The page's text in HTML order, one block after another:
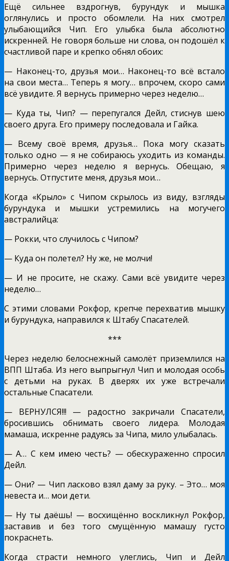
Ещё сильнее вздрогнув, бурундук и мышка
оглянулись и просто обомлели. На них смотрел
улыбающийся Чип. Его улыбка была абсолютно
искренней. Не говоря больше ни слова, он подошёл к
счастливой паре и крепко обнял обоих:
— Наконец-то, друзья мои… Наконец-то всё встало
на свои места… Теперь я могу… впрочем, скоро сами
всё увидите. Я вернусь примерно через неделю…
— Куда ты, Чип? — перепугался Дейл, стиснув шею
своего друга. Его примеру последовала и Гайка.
— Всему своё время, друзья… Пока могу сказать
только одно — я не собираюсь уходить из команды.
Примерно через неделю я вернусь. Обещаю, я
вернусь. Отпустите меня, друзья мои…
Когда «Крыло» с Чипом скрылось из виду, взгляды
бурундука и мышки устремились на могучего
австралийца:
— Рокки, что случилось с Чипом?
— Куда он полетел? Ну же, не молчи!
— И не просите, не скажу. Сами всё увидите через
неделю…
С этими словами Рокфор, крепче перехватив мышку
и бурундука, направился к Штабу Спасателей.
***
Через неделю белоснежный самолёт приземлился на
ВПП Штаба. Из него выпрыгнул Чип и молодая особь
с детьми на руках. В дверях их уже встречали
остальные Спасатели.
— ВЕРНУЛСЯ!!! — радостно закричали Спасатели,
бросившись обнимать своего лидера. Молодая
мамаша, искренне радуясь за Чипа, мило улыбалась.
— А… С кем имею честь? — обескураженно спросил
Дейл.
— Они? — Чип ласково взял даму за руку. – Это… моя
невеста и… мои дети.
— Ну ты даёшь! — восхищённо воскликнул Рокфор,
заставив и без того смущённую мамашу густо
покраснеть.
Когда страсти немного улеглись, Чип и Дейл